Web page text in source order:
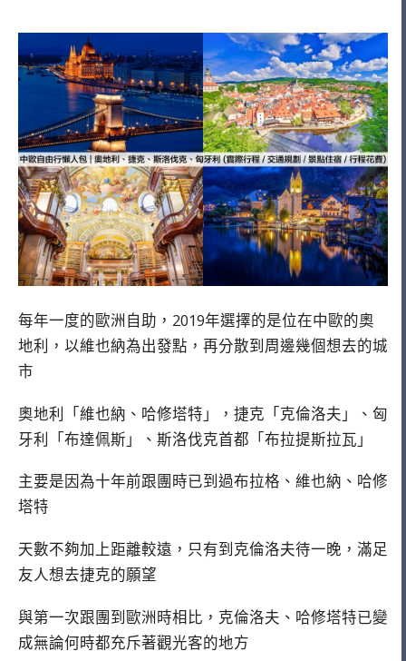
每年一度的歐洲自助，2019年選擇的是位在中歐的奧
地利，以維也納為出發點，再分散到周邊幾個想去的城
市
奧地利「維也納、哈修塔特」，捷克「克倫洛夫」、匈
牙利「布達佩斯」、斯洛伐克首都「布拉提斯拉瓦」
主要是因為十年前跟團時已到過布拉格、維也納、哈修
塔特
天數不夠加上距離較遠，只有到克倫洛夫待一晚，滿足
友人想去捷克的願望
與第一次跟團到歐洲時相比，克倫洛夫、哈修塔特已變
成無論何時都充斥著觀光客的地方